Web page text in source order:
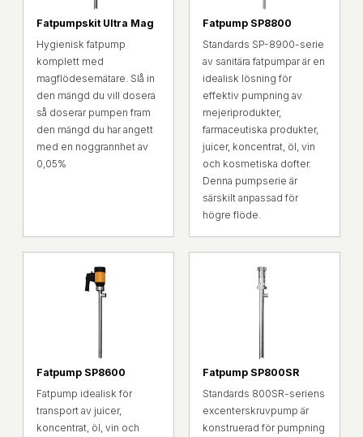
Fatpumpskit Ultra Mag
Hygienisk fatpump
komplett med
magflödesemätare. Slå in
den mängd du vill dosera
så doserar pumpen fram
den mängd du har angett
med en noggrannhet av
0,05%
Fatpump SP8800
Standards SP-8900-serie
av sanitära fatpumpar är en
idealisk lösning för
effektiv pumpning av
mejeriprodukter,
farmaceutiska produkter,
juicer, koncentrat, öl, vin
och kosmetiska dofter.
Denna pumpserie är
särskilt anpassad för
högre flöde.
Fatpump SP8600
Fatpump idealisk för
transport av juicer,
koncentrat, öl, vin och
Fatpump SP800SR
Standards 800SR-seriens
excenterskruvpump är
konstruerad för pumpning